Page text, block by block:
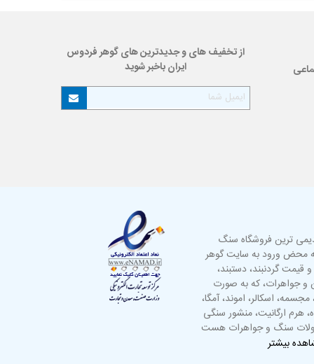
از تخفیف های و جدیدترین های گوهر فردوس
ایران باخبر شوید
ترین فروشگاه سنگ
محض ورود به سایت گوهر
قیمت گردنبند، دستبند،
و جواهرات، که به صورت
مجسمه، اسکالر، اموند، آمگا،
هرم ارگانیت، منشور سنگی
سنگ و جواهرات هست
بیشتر